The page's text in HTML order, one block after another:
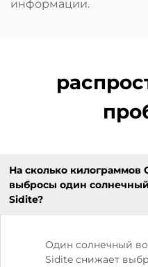
информации.
На сколько килограммов
выбросы один
Sidite?
Один солнечный
Sidite снижает